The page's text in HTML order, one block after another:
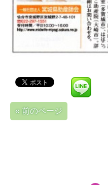
« 前のページ